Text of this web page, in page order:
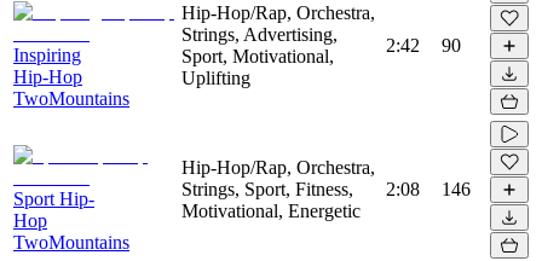
Inspiring
Hip-Hop
TwoMountains
Hip-Hop/Rap, Orchestra,
Strings, Advertising,
Sport, Motivational,
Uplifting
2:42 90
Sport Hip-
Hop
TwoMountains
Hip-Hop/Rap, Orchestra,
Strings, Sport, Fitness,
Motivational, Energetic
2:08 146